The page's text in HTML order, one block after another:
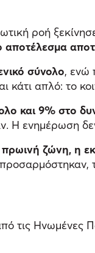
ροή
αποτέλεσμα
σύνολο, ενώ
απλό: το
και 9% στο
Η ενημέρωση
ζώνη, η
τις Ηνωμένες